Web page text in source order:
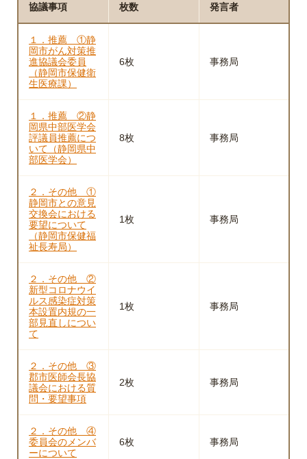
協議事項 枚数 発言者
１．推薦 ①静
岡市がん対策推
進協議会委員
（静岡市保健衛
生医療課）
6枚 事務局
１．推薦 ②静
岡県中部医学会
評議員推薦につ
いて（静岡県中
部医学会）
8枚 事務局
２．その他 ①
静岡市との意見
交換会における
要望について
（静岡市保健福
祉長寿局）
1枚 事務局
２．その他 ②
新型コロナウイ
ルス感染症対策
本設置内規の一
部見直しについ
て
1枚 事務局
２．その他 ③
郡市医師会長協
議会における質
問・要望事項
2枚 事務局
２．その他 ④
委員会のメンバ
ーについて
6枚 事務局